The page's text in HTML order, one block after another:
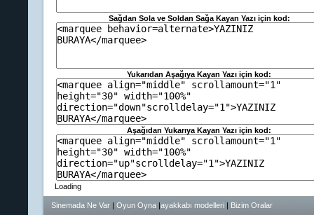
Sağdan Sola ve Soldan Sağa Kayan Yazı için kod:
Yukarıdan Aşağıya Kayan Yazı için kod:
Aşağıdan Yukarıya Kayan Yazı için kod:
Loading
Sinemada Ne Var | Oyun Oyna |ayakkabı modelleri| Bizim Oralar